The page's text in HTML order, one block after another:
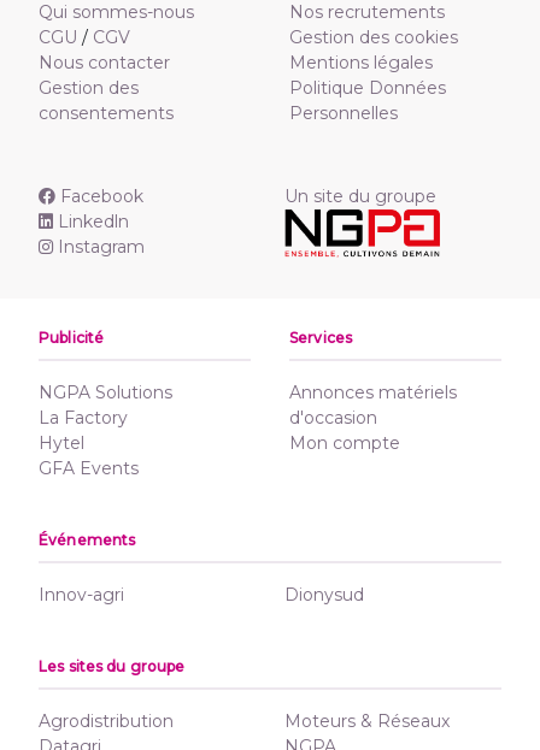
Qui sommes-nous
CGU / CGV
Nous contacter
Gestion des
consentements
Nos recrutements
Gestion des cookies
Mentions légales
Politique Données
Personnelles
Facebook
Linkedln
Instagram
Un site du groupe
Publicité
NGPA Solutions
La Factory
Hytel
GFA Events
Services
Annonces matériels
d'occasion
Mon compte
Événements
Innov-agri Dionysud
Les sites du groupe
Agrodistribution
Moteurs & Réseaux